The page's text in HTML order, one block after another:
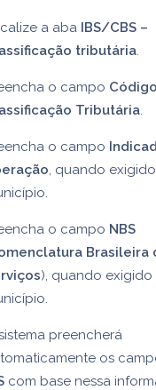
a aba IBS/CBS –
tributária
o campo
Tributária
o campo
, quando
o campo NBS
Brasileira
), quando exigido
preencherá
os
com base nessa